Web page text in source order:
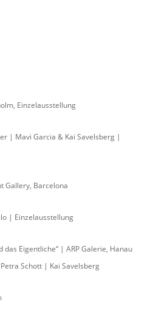
Einzelausstellung
| Mavi Garcia & Kai Savelsberg |
Gallery, Barcelona
| Einzelausstellung
Eigentliche“ | ARP Galerie, Hanau
Schott | Kai Savelsberg